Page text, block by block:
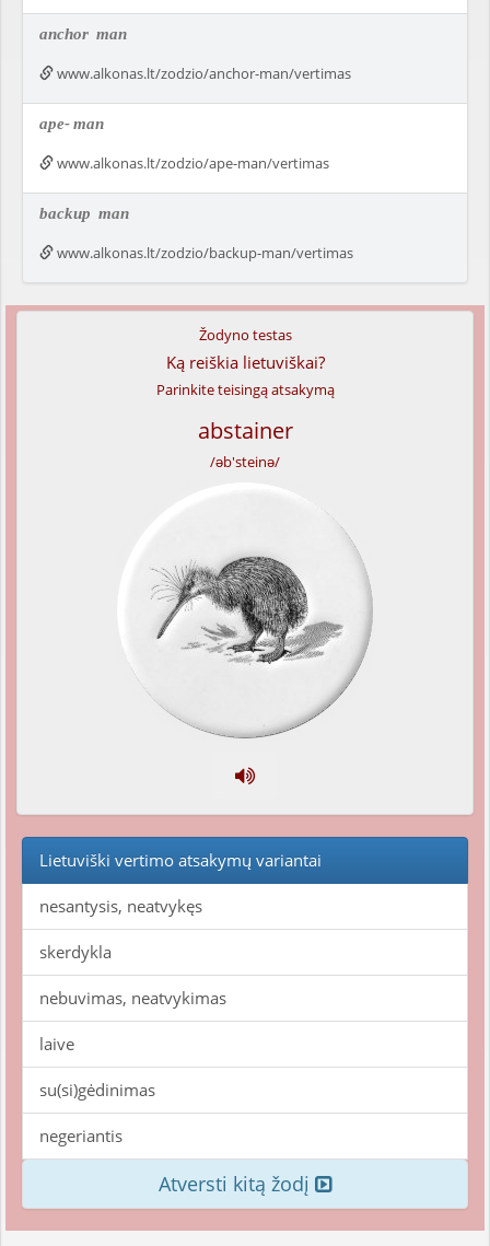
anchor man
www.alkonas.lt/zodzio/anchor-man/vertimas
ape-man
www.alkonas.lt/zodzio/ape-man/vertimas
backup man
www.alkonas.lt/zodzio/backup-man/vertimas
Žodyno testas
Ką reiškia lietuviškai?
Parinkite teisingą atsakymą
abstainer
/əb'steinə/
Lietuviški vertimo atsakymų variantai
nesantysis, neatvykęs
skerdykla
nebuvimas, neatvykimas
laive
su(si)gėdinimas
negeriantis
Atversti kitą žodį